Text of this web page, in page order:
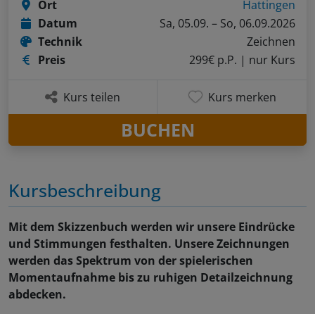
Kursbeschreibung
Mit dem Skizzenbuch werden wir unsere Eindrücke
und Stimmungen festhalten. Unsere Zeichnungen
werden das Spektrum von der spielerischen
Momentaufnahme bis zu ruhigen Detailzeichnung
abdecken.
Ort
Hattingen
Datum
Sa, 05.09. – So, 06.09.2026
Technik
Zeichnen
Preis
299€ p.P. | nur Kurs
Kurs teilen Kurs merken
BUCHEN